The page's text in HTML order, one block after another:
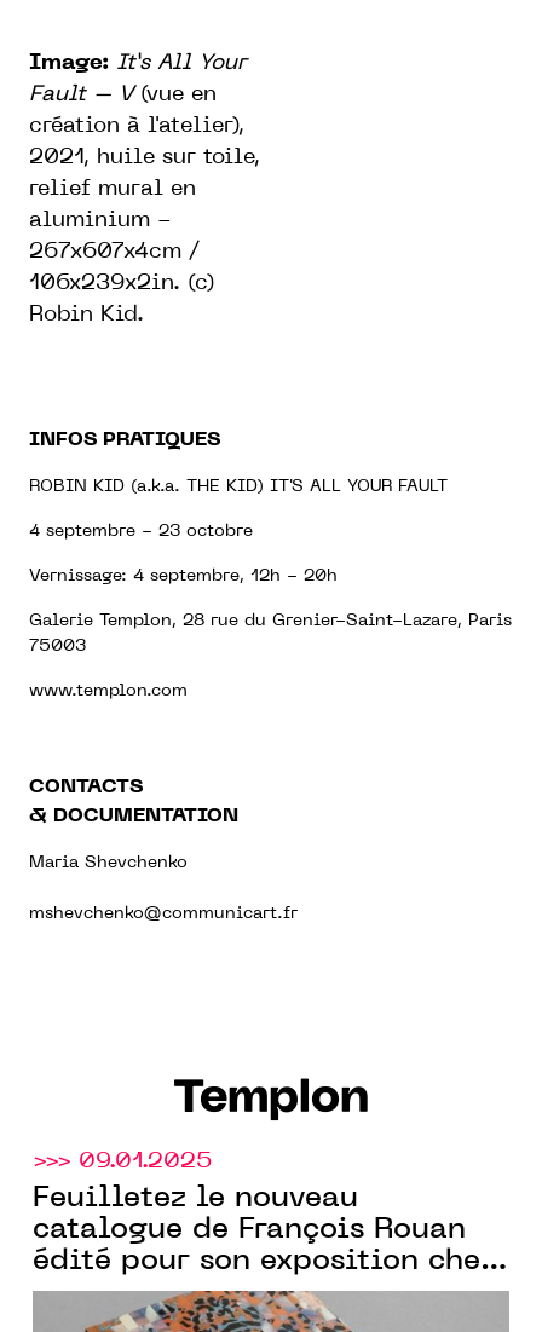
Image: It’s All Your
Fault – V(vue en
création à l'atelier),
2021, huile sur toile,
relief mural en
aluminium -
267x607x4cm /
106x239x2in. (c)
Robin Kid.
INFOS PRATIQUES
ROBIN KID (a.k.a. THE KID) IT'S ALL YOUR FAULT
4 septembre - 23 octobre
Vernissage: 4 septembre, 12h - 20h
Galerie Templon, 28 rue du Grenier-Saint-Lazare, Paris
75003
www.templon.com
CONTACTS
& DOCUMENTATION
Maria Shevchenko
mshevchenko@communicart.fr
Templon
>>> 09.01.2025
Feuilletez le nouveau
catalogue de François Rouan
édité pour son exposition chez
TemplonNew York.